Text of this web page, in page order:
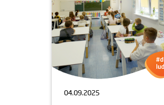
04.09.2025